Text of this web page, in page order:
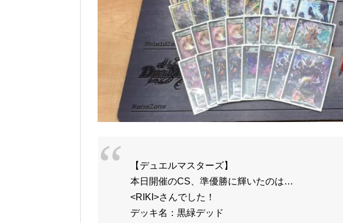
【デュエルマスターズ】
本日開催のCS、準優勝に輝いたのは…
<RIKI>さんでした！
デッキ名：黒緑デッド